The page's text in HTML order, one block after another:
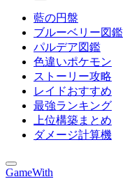
藍の円盤
ブルーベリー図鑑
パルデア図鑑
色違いポケモン
ストーリー攻略
レイドおすすめ
最強ランキング
上位構築まとめ
ダメージ計算機
GameWith